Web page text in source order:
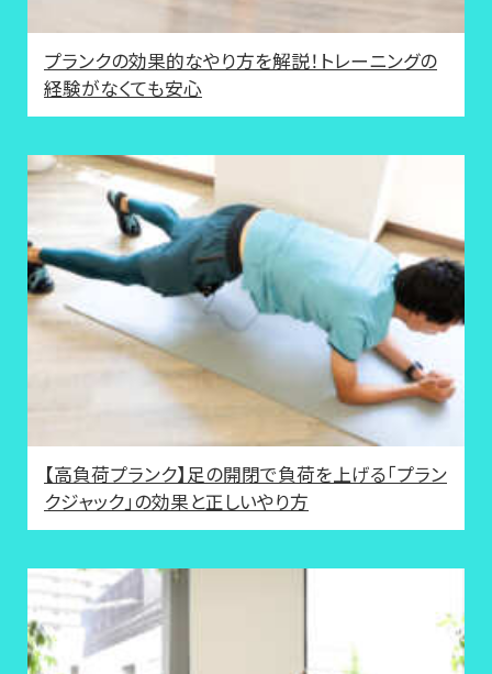
プランクの効果的なやり方を解説！トレーニングの
経験がなくても安心
【高負荷プランク】足の開閉で負荷を上げる「プラン
クジャック」の効果と正しいやり方